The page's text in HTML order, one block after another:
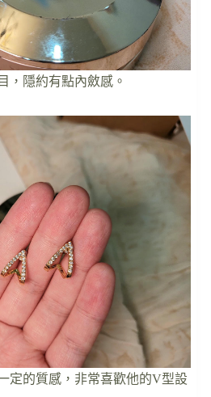
，隱約有點內斂感。
定的質感，非常喜歡他的V型設